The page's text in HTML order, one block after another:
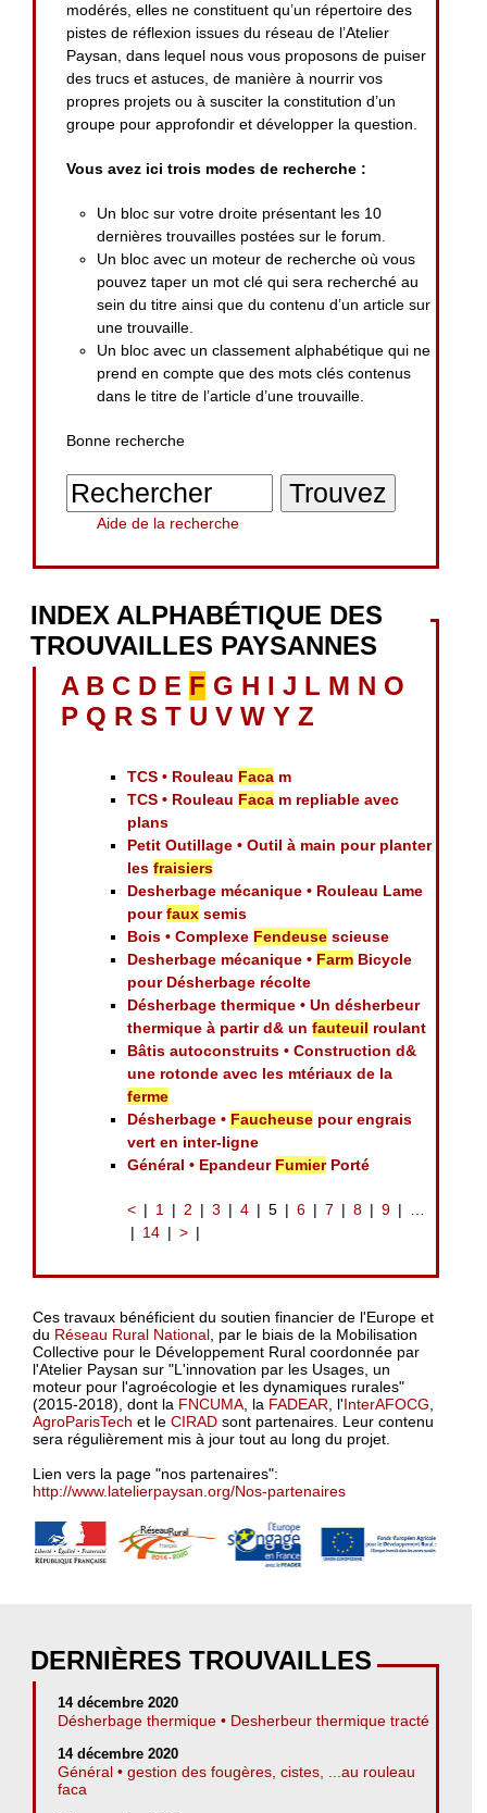
modérés, elles ne constituent qu’un répertoire des
pistes de réflexion issues du réseau de l’Atelier
Paysan, dans lequel nous vous proposons de puiser
des trucs et astuces, de manière à nourrir vos
propres projets ou à susciter la constitution d’un
groupe pour approfondir et développer la question.
Vous avez ici trois modes de recherche :
Un bloc sur votre droite présentant les 10
dernières trouvailles postées sur le forum.
Un bloc avec un moteur de recherche où vous
pouvez taper un mot clé qui sera recherché au
sein du titre ainsi que du contenu d’un article sur
une trouvaille.
Un bloc avec un classement alphabétique qui ne
prend en compte que des mots clés contenus
dans le titre de l’article d’une trouvaille.
Bonne recherche
Aide de la recherche
INDEX ALPHABÉTIQUE DES
TROUVAILLES PAYSANNES
A B C D E F G H I J L M N O
P Q R S T U V W Y Z
TCS • Rouleau Faca m
TCS • Rouleau Faca m repliable avec
plans
Petit Outillage • Outil à main pour planter
lesfraisiers
Desherbage mécanique • Rouleau Lame
pourfaux semis
Bois • Complexe Fendeuse scieuse
Desherbage mécanique • Farm Bicycle
pour Désherbage récolte
Désherbage thermique • Un désherbeur
thermique à partir d& unfauteuil roulant
Bâtis autoconstruits • Construction d&
une rotonde avec les mtériaux de la
ferme
Désherbage • Faucheuse pour engrais
vert en inter-ligne
Général • Epandeur FumierPorté
< 1 2 3 4 5 6 7 8 9
…
14
>
Ces travaux bénéficient du soutien financier de l'Europe et
du Réseau Rural National, par le biais de la Mobilisation
Collective pour le Développement Rural coordonnée par
l'Atelier Paysan sur "L'innovation par les Usages, un
moteur pour l'agroécologie et les dynamiques rurales"
(2015-2018), dont la FNCUMA, la FADEAR, l'InterAFOCG,
AgroParisTech et le CIRAD sont partenaires. Leur contenu
sera régulièrement mis à jour tout au long du projet.
Lien vers la page "nos partenaires":
http://www.latelierpaysan.org/Nos-partenaires
DERNIÈRES TROUVAILLES
14 décembre 2020
Désherbage thermique • Desherbeur thermique tracté
14 décembre 2020
Général • gestion des fougères, cistes, ...au rouleau
faca